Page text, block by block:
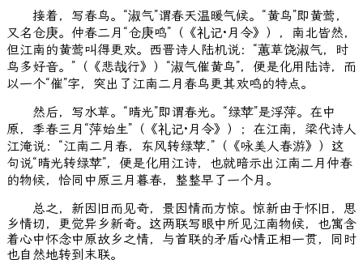
接着，写春鸟。“淑气”谓春天温暖气候。“黄鸟”即黄莺，
又名仓庚。仲春二月“仓庚鸣”（《礼记·月令》），南北皆然，
但江南的黄莺叫得更欢。西晋诗人陆机说：“蕙草饶淑气，时
鸟多好音。”（《悲哉行》）“淑气催黄鸟”，便是化用陆诗，而
以一个“催”字，突出了江南二月春鸟更其欢鸣的特点。
然后，写水草。“晴光”即谓春光。“绿苹”是浮萍。在中
原，季春三月“萍始生”（《礼记·月令》）；在江南，梁代诗人
江淹说：“江南二月春，东风转绿苹.”（《咏美人春游》）这
句说“晴光转绿苹”，便是化用江诗，也就暗示出江南二月仲春
的物候，恰同中原三月暮春，整整早了一个月。
总之，新因旧而见奇，景因情而方惊。惊新由于怀旧，思
乡情切，更觉异乡新奇。这两联写眼中所见江南物候，也寓含
着心中怀念中原故乡之情，与首联的矛盾心情正相一贯，同时
也自然地转到末联。